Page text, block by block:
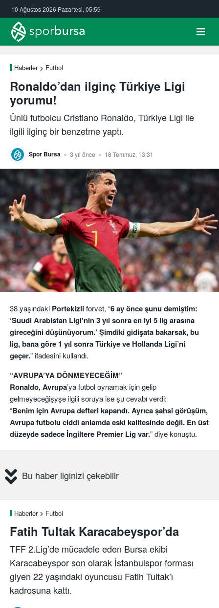
10 Ağustos 2026 Pazartesi, 05:59
Haberler Futbol
Ronaldo’dan ilginç Türkiye Ligi
yorumu!
Ünlü futbolcu Cristiano Ronaldo, Türkiye Ligi ile
ilgili ilginç bir benzetme yaptı.
Spor Bursa 3 yıl önce 18 Temmuz, 13:31
38 yaşındaki Portekizliforvet, “6 ay önce şunu demiştim:
‘Suudi Arabistan Ligi’nin 3 yıl sonra en iyi 5 lig arasına
gireceğini düşünüyorum.’ Şimdiki gidişata bakarsak, bu
lig, bana göre 1 yıl sonra Türkiye ve Hollanda Ligi’ni
geçer.” ifadesini kullandı.
“AVRUPA’YA DÖNMEYECEĞİM”
Ronaldo,Avrupa’ya futbol oynamak için gelip
gelmeyeceğişyşe ilgili soruya ise şu cevabı verdi:
“Benim için Avrupa defteri kapandı. Ayrıca şahsi görüşüm,
Avrupa futbolu ciddi anlamda eski kalitesinde değil. En üst
düzeyde sadece İngiltere Premier Lig var.” diye konuştu.
Bu haber ilginizi çekebilir
Haberler Futbol
Fatih Tultak Karacabeyspor’da
TFF 2.Lig’de mücadele eden Bursa ekibi
Karacabeyspor son olarak İstanbulspor forması
giyen 22 yaşındaki oyuncusu Fatih Tultak’ı
kadrosuna kattı.